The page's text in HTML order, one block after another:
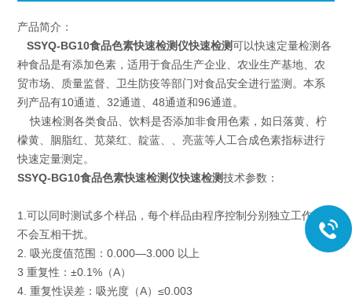
产品简介：
SSYQ-BG10食品色素快速检测仪快速检测可以快速定量检测各
种食品是有添加色素，适用于食品生产企业、农业生产基地、农
贸市场、质量监督、卫生防疫等部门对食品安全进行监测。本系
列产品有10通道、32通道、48通道和96通道。
快速检测各类食品、饮料是否添加非食用色素，如日落黄、柠
檬黄、胭脂红、苋菜红、靛蓝、、亮蓝等人工合成色素指标进行
快速定量测定。
SSYQ-BG10食品色素快速检测仪快速检测技术参数：
1.可以同时测试多个样品，每个样品由程序控制分别独立工作，
不会互相干扰。
2. 吸光度值范围：0.000—3.000 以上
3 重复性：±0.1%（A）
4. 重复性误差：吸光度（A）≤0.003